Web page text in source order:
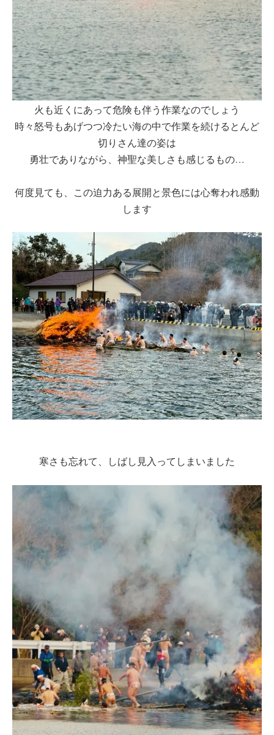
火も近くにあって危険も伴う作業なのでしょう
時々怒号もあげつつ冷たい海の中で作業を続けるとんど
切りさん達の姿は
勇壮でありながら、神聖な美しさも感じるもの…
何度見ても、この迫力ある展開と景色には心奪われ感動
します
寒さも忘れて、しばし見入ってしまいました